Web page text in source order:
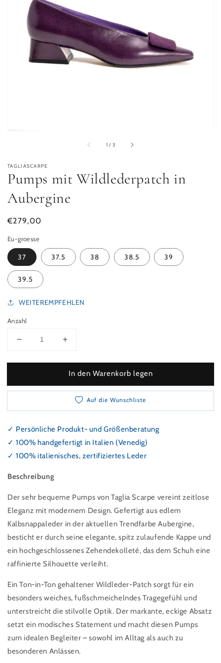
1 / von
3
TAGLIASCARPE
Pumps mit Wildlederpatch in
Aubergine
Normaler Preis
€279,00
Eu-groesse
37 37.5 38 38.5 39
39.5
WEITEREMPFEHLEN
Anzahl
Verringeren Sie die Menge für Pumps mit
Erhöhen Sie die Menge für Pumps mit
In den Warenkorb legen
Auf die Wunschliste
✓ Persönliche Produkt- und Größenberatung
✓ 100% handgefertigt in Italien (Venedig)
✓ 100% italienisches, zertifiziertes Leder
Beschreibung
Der sehr bequeme Pumps von Taglia Scarpe vereint zeitlose
Eleganz mit modernem Design. Gefertigt aus edlem
Kalbsnappaleder in der aktuellen Trendfarbe Aubergine,
besticht er durch seine elegante, spitz zulaufende Kappe und
ein hochgeschlossenes Zehendekolleté, das dem Schuh eine
raffinierte Silhouette verleiht.
Ein Ton-in-Ton gehaltener Wildleder-Patch sorgt für ein
besonders weiches, fußschmeichelndes Tragegefühl und
unterstreicht die stilvolle Optik. Der markante, eckige Absatz
setzt ein modisches Statement und macht diesen Pumps
zum idealen Begleiter – sowohl im Alltag als auch zu
besonderen Anlässen.